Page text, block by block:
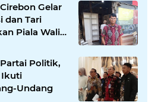
Gelar
dan Tari
Piala Wali
Politik,
Ikuti
Undang